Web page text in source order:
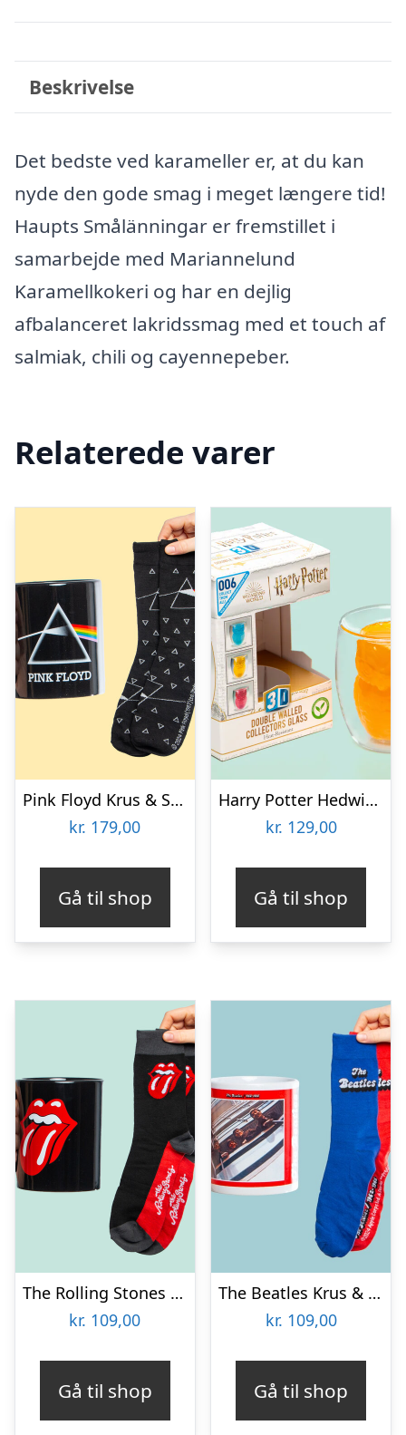
Beskrivelse
Det bedste ved karameller er, at du kan
nyde den gode smag i meget længere tid!
Haupts Smålänningar er fremstillet i
samarbejde med Mariannelund
Karamellkokeri og har en dejlig
afbalanceret lakridssmag med et touch af
salmiak, chili og cayennepeber.
Relaterede varer
Pink Floyd Krus & Sokker Gavesæt
kr. 179,00
Gå til shop
Harry Potter Hedwig 3D Krus
kr. 129,00
Gå til shop
The Rolling Stones Krus & Strømper Gavesæt
kr. 109,00
Gå til shop
The Beatles Krus & Strømper Gavesæt
kr. 109,00
Gå til shop